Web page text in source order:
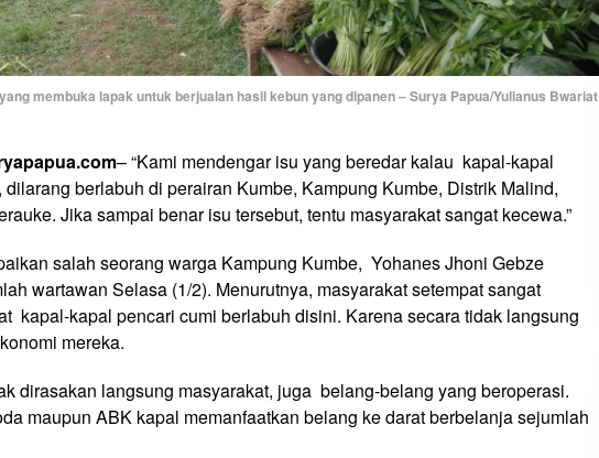
i
l
a
r
g
M
a
u
k
d
i
K
u
m
b
membuka lapak untuk berjualan hasil kebun yang dipanen – Surya Papua/Yulianus Bwariat
– “Kami mendengar isu yang beredar kalau kapal-kapal
berlabuh di perairan Kumbe, Kampung Kumbe, Distrik Malind,
Jika sampai benar isu tersebut, tentu masyarakat sangat kecewa.”
salah seorang warga Kampung Kumbe, Yohanes Jhoni Gebze
wartawan Selasa (1/2). Menurutnya, masyarakat setempat sangat
kapal-kapal pencari cumi berlabuh disini. Karena secara tidak langsung
mereka.
dirasakan langsung masyarakat, juga belang-belang yang beroperasi.
maupun ABK kapal memanfaatkan belang ke darat berbelanja sejumlah